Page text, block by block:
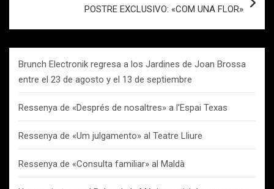
POSTRE EXCLUSIVO: «COM UNA FLOR»
Brunch Electronik regresa a los Jardines de Joan Brossa
entre el 23 de agosto y el 13 de septiembre
Ressenya de «Després de nosaltres» a l’Espai Texas
Ressenya de «Um julgamento» al Teatre Lliure
Ressenya de «Consulta familiar» al Maldà